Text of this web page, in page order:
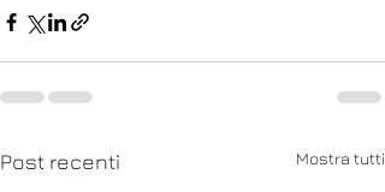
Post recenti Mostra tutti